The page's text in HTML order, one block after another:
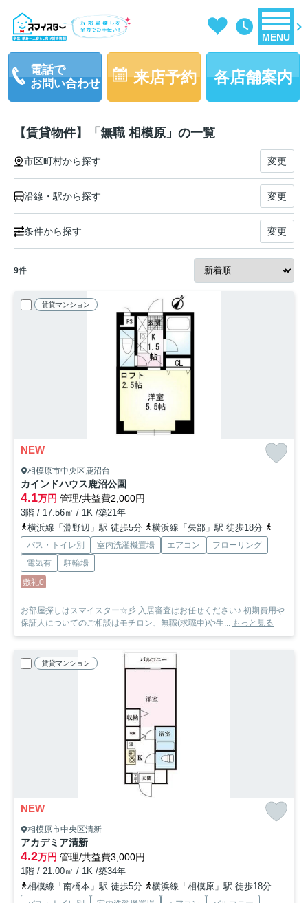
MENU
電話で
お問い合わせ
来店予約 各店舗案内
【賃貸物件】「無職 相模原」の一覧
市区町村から探す 変更
沿線・駅から探す 変更
条件から探す 変更
9件
賃貸マンション
NEW
相模原市中央区鹿沼台
カインドハウス鹿沼公園
4.1万円 管理/共益費2,000円
3階 / 17.56㎡ / 1K /築21年
横浜線「淵野辺」駅 徒歩5分
横浜線「矢部」駅 徒歩18分
バス・トイレ別 室内洗濯機置場 エアコン
フローリング
電気有
駐輪場
敷礼0
お部屋探しはスマイスター☆彡 入居審査はお任せください♪ 初期費用や
保証人についてのご相談はモチロン、無職(求職中)や生... もっと見る
賃貸マンション
NEW
相模原市中央区清新
アカデミア清新
4.2万円 管理/共益費3,000円
1階 / 21.00㎡ / 1K /築34年
相模線「南橋本」駅 徒歩5分
横浜線「相模原」駅 徒歩18分 相模